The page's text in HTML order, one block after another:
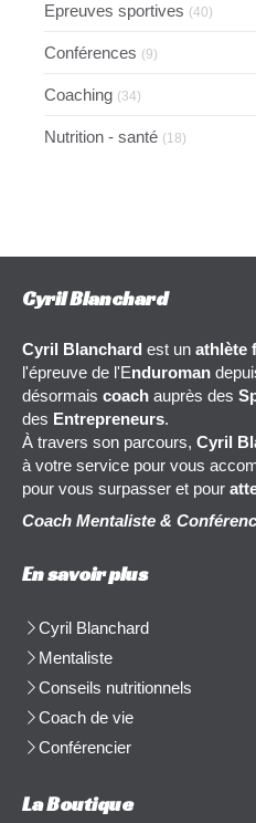
Epreuves sportives (40)
Conférences (9)
Coaching (34)
Nutrition - santé (18)
Cyril Blanchard
Cyril Blanchard est un athlète
l'épreuve de l'Enduroman
désormais coach auprès des
des Entrepreneurs.
À travers son parcours, Cyril
à votre service pour vous
pour vous surpasser et pour
Coach Mentaliste &
En savoir plus
Cyril Blanchard
Mentaliste
Conseils nutritionnels
Coach de vie
Conférencier
La Boutique